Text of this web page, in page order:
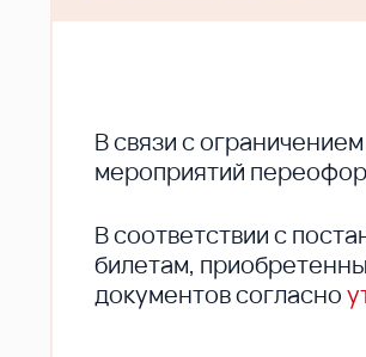
В cвязи с
мероприятий
В соответствии с
билетам,
документов согласно